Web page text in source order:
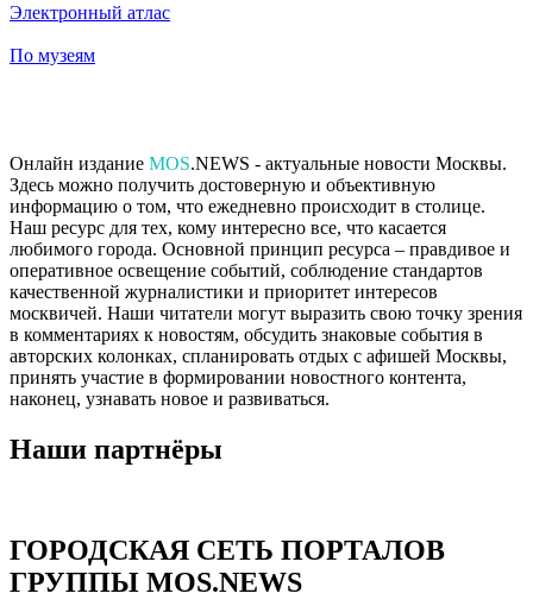
Электронный атлас
По музеям
Онлайн издание MOS.NEWS - актуальные новости Москвы.
Здесь можно получить достоверную и объективную
информацию о том, что ежедневно происходит в столице.
Наш ресурс для тех, кому интересно все, что касается
любимого города. Основной принцип ресурса – правдивое и
оперативное освещение событий, соблюдение стандартов
качественной журналистики и приоритет интересов
москвичей. Наши читатели могут выразить свою точку зрения
в комментариях к новостям, обсудить знаковые события в
авторских колонках, спланировать отдых с афишей Москвы,
принять участие в формировании новостного контента,
наконец, узнавать новое и развиваться.
Наши партнёры
ГОРОДСКАЯ СЕТЬ ПОРТАЛОВ
ГРУППЫ MOS.NEWS